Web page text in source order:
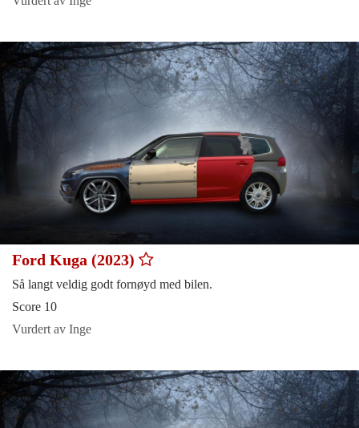
Ford Kuga (2023)
Så langt veldig godt fornøyd med bilen.
Score 10
Vurdert av Inge